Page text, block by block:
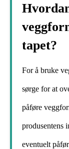
tapet?
For å bruke
sørge for at
påføre
produsentens
eventuelt